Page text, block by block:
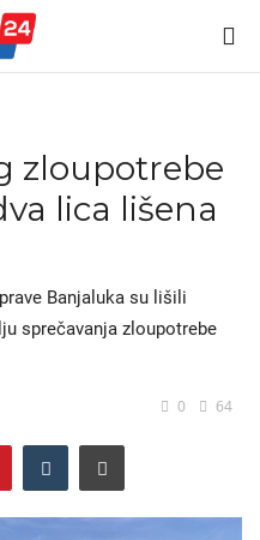
zloupotrebe
lica lišena
Banjaluka su lišili
sprečavanja zloupotrebe
0 64